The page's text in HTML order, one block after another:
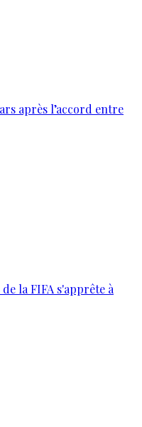
après l’accord entre
la FIFA s'apprête à